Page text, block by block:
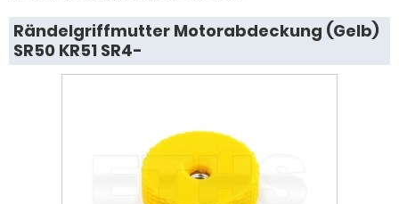
Rändelgriffmutter Motorabdeckung (Gelb)
SR50 KR51 SR4-